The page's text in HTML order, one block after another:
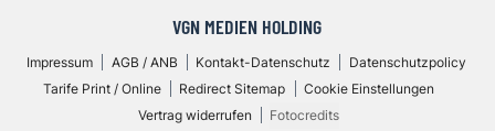
VGN MEDIEN HOLDING
Impressum AGB / ANB Kontakt-Datenschutz
Datenschutzpolicy
Tarife Print / Online
Redirect Sitemap
Cookie Einstellungen
Vertrag widerrufen
Fotocredits